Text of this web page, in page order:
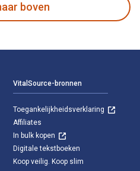
boven
VitalSource-bronnen
Toegankelijkheidsverklaring
Affiliates
In bulk kopen
Digitale tekstboeken
Koop veilig. Koop slim